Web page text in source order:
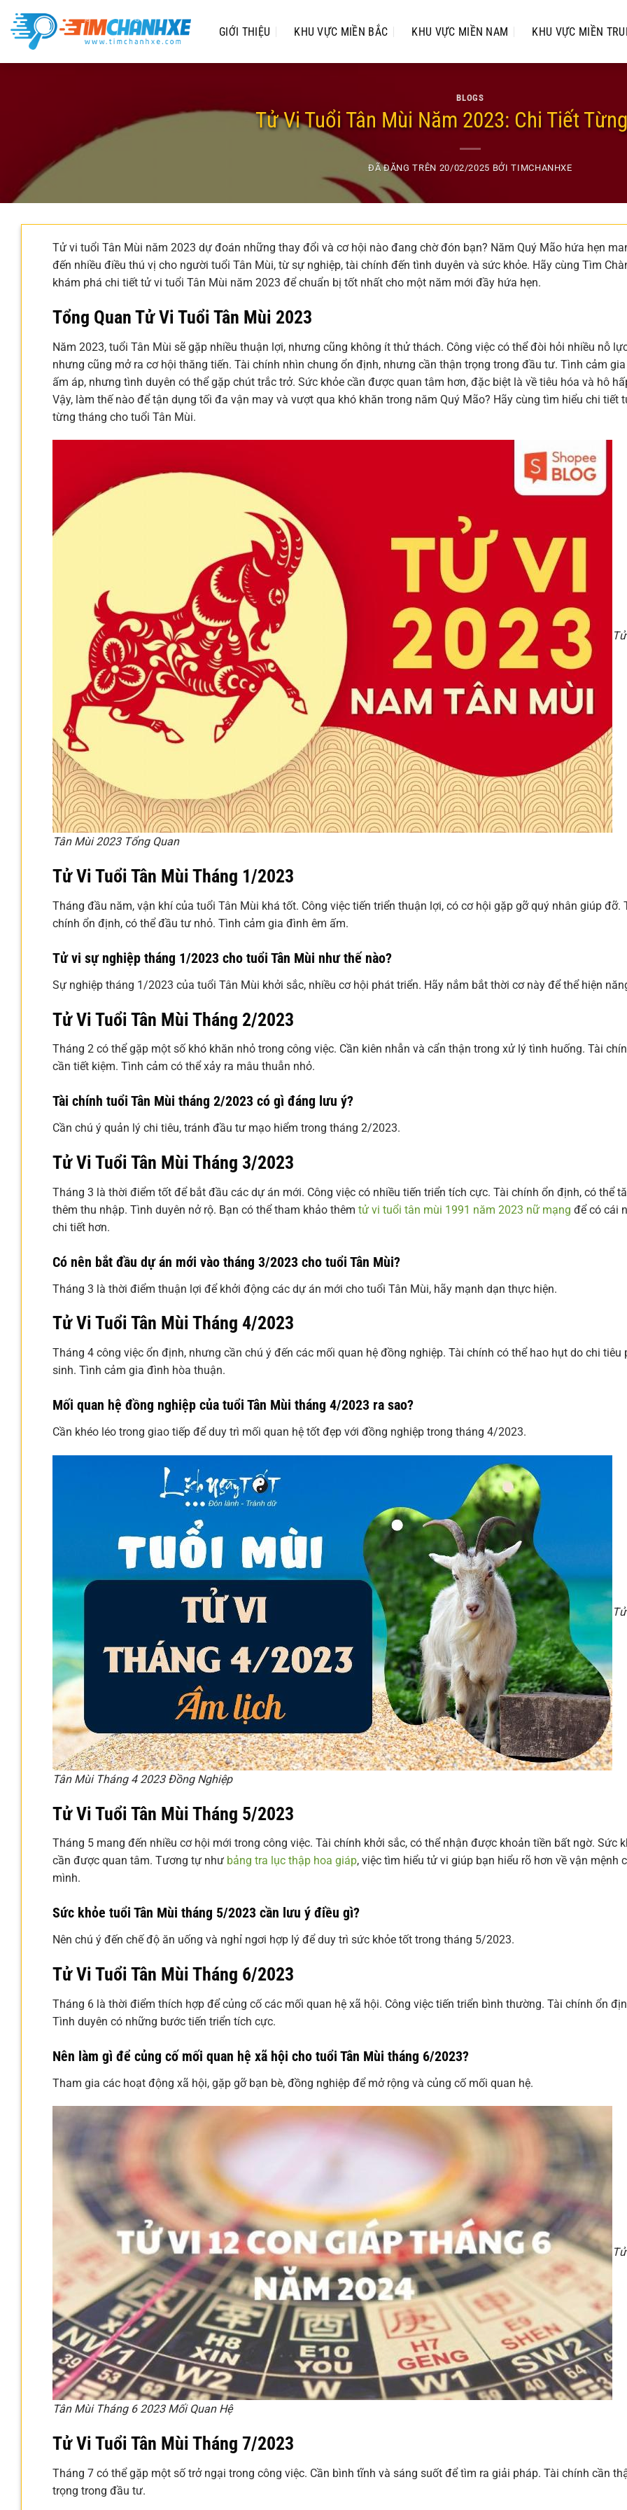
đến
nội
dung
GIỚI THIỆU KHU VỰC MIỀN BẮC KHU VỰC MIỀN NAM KHU VỰC MIỀN
BLOGS
Tử Vi Tuổi Tân Mùi Năm 2023: Chi Tiết
ĐÃ ĐĂNG TRÊN 20/02/2025 BỞITIMCHANHXE
Tử vi tuổi Tân Mùi năm 2023 dự đoán những thay đổi và cơ hội nào đang chờ đón bạn? Năm Quý Mão hứa hẹn
đến nhiều điều thú vị cho người tuổi Tân Mùi, từ sự nghiệp, tài chính đến tình duyên và sức khỏe. Hãy cùng Tìm
khám phá chi tiết tử vi tuổi Tân Mùi năm 2023 để chuẩn bị tốt nhất cho một năm mới đầy hứa hẹn.
Tổng Quan Tử Vi Tuổi Tân Mùi 2023
Năm 2023, tuổi Tân Mùi sẽ gặp nhiều thuận lợi, nhưng cũng không ít thử thách. Công việc có thể đòi hỏi nhiều nỗ
nhưng cũng mở ra cơ hội thăng tiến. Tài chính nhìn chung ổn định, nhưng cần thận trọng trong đầu tư. Tình cảm
ấm áp, nhưng tình duyên có thể gặp chút trắc trở. Sức khỏe cần được quan tâm hơn, đặc biệt là về tiêu hóa và hô
Vậy, làm thế nào để tận dụng tối đa vận may và vượt qua khó khăn trong năm Quý Mão? Hãy cùng tìm hiểu chi tiết
từng tháng cho tuổi Tân Mùi.
Tân Mùi 2023 Tổng Quan
Tử Vi Tuổi Tân Mùi Tháng 1/2023
Tháng đầu năm, vận khí của tuổi Tân Mùi khá tốt. Công việc tiến triển thuận lợi, có cơ hội gặp gỡ quý nhân giúp đỡ.
chính ổn định, có thể đầu tư nhỏ. Tình cảm gia đình êm ấm.
Tử vi sự nghiệp tháng 1/2023 cho tuổi Tân Mùi như thế nào?
Sự nghiệp tháng 1/2023 của tuổi Tân Mùi khởi sắc, nhiều cơ hội phát triển. Hãy nắm bắt thời cơ này để thể hiện
Tử Vi Tuổi Tân Mùi Tháng 2/2023
Tháng 2 có thể gặp một số khó khăn nhỏ trong công việc. Cần kiên nhẫn và cẩn thận trong xử lý tình huống. Tài
cần tiết kiệm. Tình cảm có thể xảy ra mâu thuẫn nhỏ.
Tài chính tuổi Tân Mùi tháng 2/2023 có gì đáng lưu ý?
Cần chú ý quản lý chi tiêu, tránh đầu tư mạo hiểm trong tháng 2/2023.
Tử Vi Tuổi Tân Mùi Tháng 3/2023
Tháng 3 là thời điểm tốt để bắt đầu các dự án mới. Công việc có nhiều tiến triển tích cực. Tài chính ổn định, có thể
thêm thu nhập. Tình duyên nở rộ. Bạn có thể tham khảo thêm tử vi tuổi tân mùi 1991 năm 2023 nữ mạng để có cái
chi tiết hơn.
Có nên bắt đầu dự án mới vào tháng 3/2023 cho tuổi Tân Mùi?
Tháng 3 là thời điểm thuận lợi để khởi động các dự án mới cho tuổi Tân Mùi, hãy mạnh dạn thực hiện.
Tử Vi Tuổi Tân Mùi Tháng 4/2023
Tháng 4 công việc ổn định, nhưng cần chú ý đến các mối quan hệ đồng nghiệp. Tài chính có thể hao hụt do chi tiêu
sinh. Tình cảm gia đình hòa thuận.
Mối quan hệ đồng nghiệp của tuổi Tân Mùi tháng 4/2023 ra sao?
Cần khéo léo trong giao tiếp để duy trì mối quan hệ tốt đẹp với đồng nghiệp trong tháng 4/2023.
Tân Mùi Tháng 4 2023 Đồng Nghiệp
Tử Vi Tuổi Tân Mùi Tháng 5/2023
Tháng 5 mang đến nhiều cơ hội mới trong công việc. Tài chính khởi sắc, có thể nhận được khoản tiền bất ngờ. Sức
cần được quan tâm. Tương tự như bảng tra lục thập hoa giáp, việc tìm hiểu tử vi giúp bạn hiểu rõ hơn về vận mệnh
mình.
Sức khỏe tuổi Tân Mùi tháng 5/2023 cần lưu ý điều gì?
Nên chú ý đến chế độ ăn uống và nghỉ ngơi hợp lý để duy trì sức khỏe tốt trong tháng 5/2023.
Tử Vi Tuổi Tân Mùi Tháng 6/2023
Tháng 6 là thời điểm thích hợp để củng cố các mối quan hệ xã hội. Công việc tiến triển bình thường. Tài chính ổn
Tình duyên có những bước tiến triển tích cực.
Nên làm gì để củng cố mối quan hệ xã hội cho tuổi Tân Mùi tháng 6/2023?
Tham gia các hoạt động xã hội, gặp gỡ bạn bè, đồng nghiệp để mở rộng và củng cố mối quan hệ.
Tân Mùi Tháng 6 2023 Mối Quan Hệ
Tử Vi Tuổi Tân Mùi Tháng 7/2023
Tháng 7 có thể gặp một số trở ngại trong công việc. Cần bình tĩnh và sáng suốt để tìm ra giải pháp. Tài chính cần
trọng trong đầu tư.